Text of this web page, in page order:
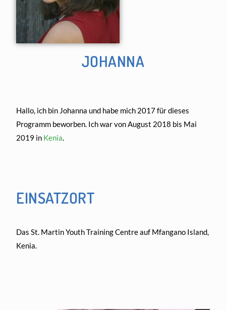
JOHANNA
Hallo, ich bin Johanna und habe mich 2017 für dieses
Programm beworben. Ich war von August 2018 bis Mai
2019 in Kenia
EINSATZORT
Das St. Martin Youth Training Centre auf Mfangano Island,
Kenia.